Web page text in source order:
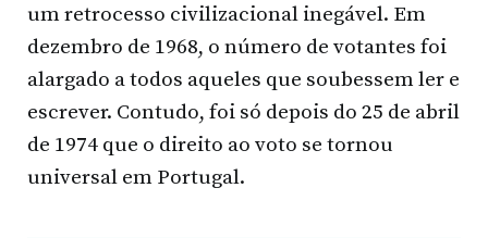
um retrocesso civilizacional inegável. Em
dezembro de 1968, o número de votantes foi
alargado a todos aqueles que soubessem ler e
escrever. Contudo, foi só depois do 25 de abril
de 1974 que o direito ao voto se tornou
universal em Portugal.